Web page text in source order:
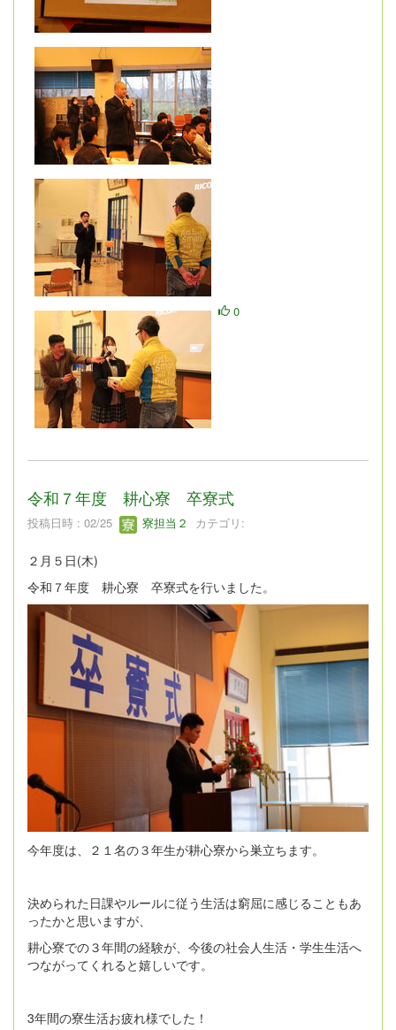
0
令和７年度 耕心寮 卒寮式
投稿日時 : 02/25 寮担当２ カテゴリ:
２月５日(木)
令和７年度 耕心寮 卒寮式を行いました。
今年度は、２１名の３年生が耕心寮から巣立ちます。
決められた日課やルールに従う生活は窮屈に感じることもあ
ったかと思いますが、
耕心寮での３年間の経験が、今後の社会人生活・学生生活へ
つながってくれると嬉しいです。
3年間の寮生活お疲れ様でした！